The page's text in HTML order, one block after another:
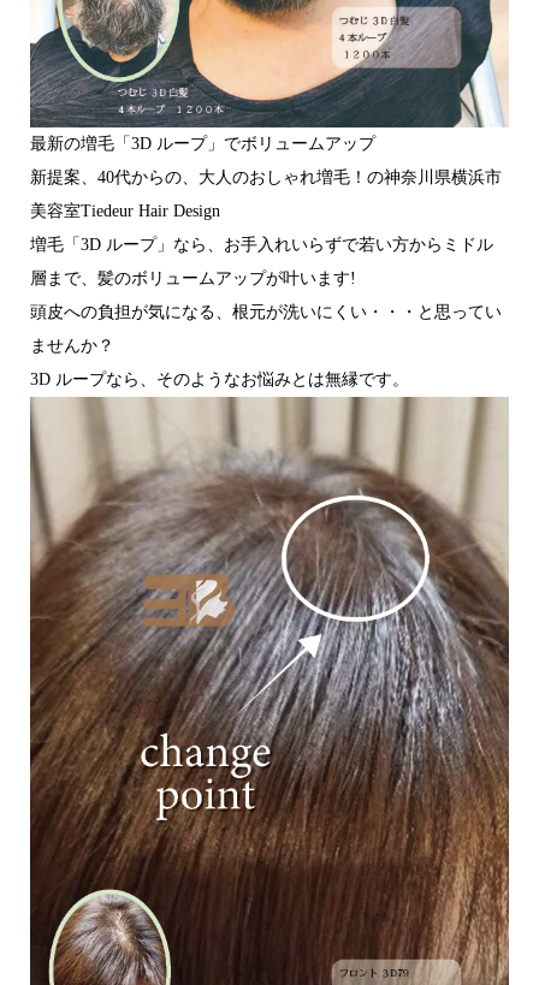
最新の増毛「3D ループ」でボリュームアップ
新提案、40代からの、大人のおしゃれ増毛！の神奈川県横浜市
美容室Tiedeur Hair Design
増毛「3D ループ」なら、お手入れいらずで若い方からミドル
層まで、髪のボリュームアップが叶います!
頭皮への負担が気になる、根元が洗いにくい・・・と思ってい
ませんか？
3D ループなら、そのようなお悩みとは無縁です。